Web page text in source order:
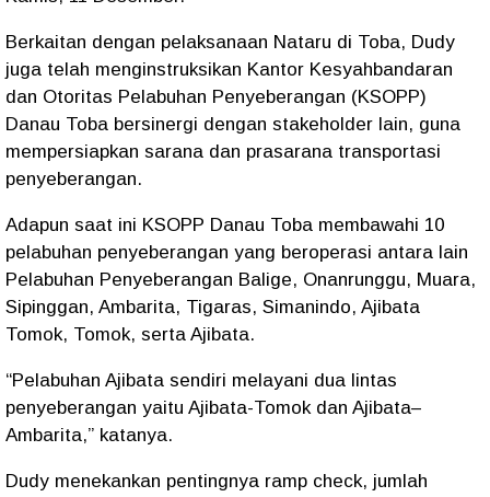
Berkaitan dengan pelaksanaan Nataru di Toba, Dudy
juga telah menginstruksikan Kantor Kesyahbandaran
dan Otoritas Pelabuhan Penyeberangan (KSOPP)
Danau Toba bersinergi dengan stakeholder lain, guna
mempersiapkan sarana dan prasarana transportasi
penyeberangan.
Adapun saat ini KSOPP Danau Toba membawahi 10
pelabuhan penyeberangan yang beroperasi antara lain
Pelabuhan Penyeberangan Balige, Onanrunggu, Muara,
Sipinggan, Ambarita, Tigaras, Simanindo, Ajibata
Tomok, Tomok, serta Ajibata.
“Pelabuhan Ajibata sendiri melayani dua lintas
penyeberangan yaitu Ajibata-Tomok dan Ajibata–
Ambarita,” katanya.
Dudy menekankan pentingnya ramp check, jumlah